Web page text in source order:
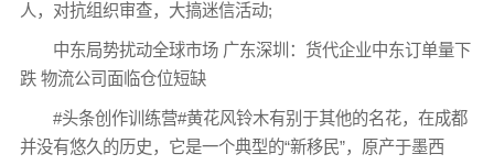
人，对抗组织审查，大搞迷信活动;
中东局势扰动全球市场 广东深圳：货代企业中东订单量下
跌 物流公司面临仓位短缺
#头条创作训练营#黄花风铃木有别于其他的名花，在成都
并没有悠久的历史，它是一个典型的“新移民”，原产于墨西